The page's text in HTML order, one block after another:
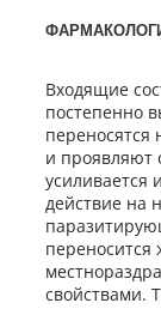
Входящие
постепенно
переносятся
и проявляют
усиливается
действие на
свойствами.